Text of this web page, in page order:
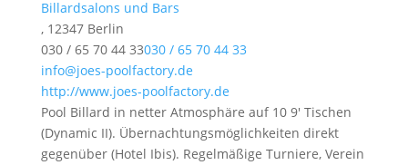
Billardsalons und Bars
, 12347 Berlin
030 / 65 70 44 33030 / 65 70 44 33
info@joes-poolfactory.de
http://www.joes-poolfactory.de
Pool Billard in netter Atmosphäre auf 10 9′ Tischen
(Dynamic II). Übernachtungsmöglichkeiten direkt
gegenüber (Hotel Ibis). Regelmäßige Turniere, Verein